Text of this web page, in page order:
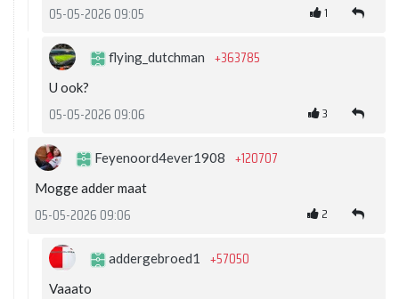
05-05-2026 09:05 1
flying_dutchman +363785
U ook?
05-05-2026 09:06 3
Feyenoord4ever1908 +120707
Mogge adder maat
05-05-2026 09:06 2
addergebroed1 +57050
Vaaato